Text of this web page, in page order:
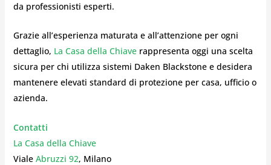
da professionisti esperti.
Grazie all’esperienza maturata e all’attenzione per ogni
dettaglio, La Casa della Chiaverappresenta oggi una scelta
sicura per chi utilizza sistemi Daken Blackstone e desidera
mantenere elevati standard di protezione per casa, ufficio o
azienda.
Contatti
La Casa della Chiave
Viale Abruzzi 92, Milano